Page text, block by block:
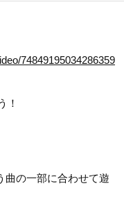
74849195034286359
！
曲の一部に合わせて遊